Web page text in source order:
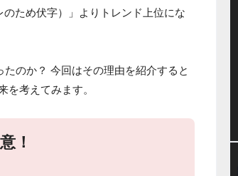
ため伏字）」よりトレンド上位にな
のか？ 今回はその理由を紹介すると
を考えてみます。
！